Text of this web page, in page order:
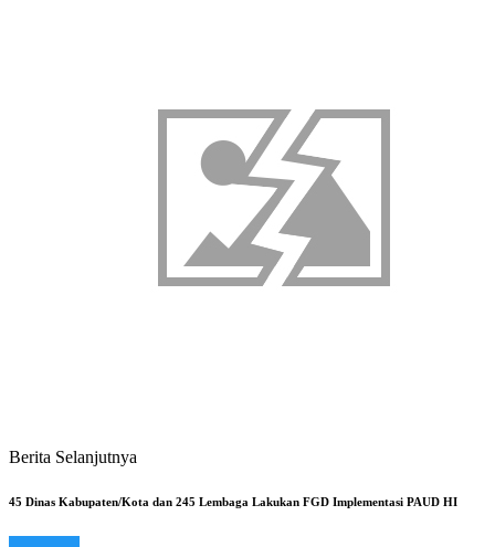
Berita Selanjutnya
45 Dinas Kabupaten/Kota dan 245 Lembaga Lakukan FGD Implementasi PAUD HI